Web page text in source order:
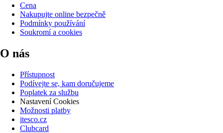
Cena
Nakupujte online bezpečně
Podmínky používání
Soukromí a cookies
O nás
Přístupnost
Podívejte se, kam doručujeme
Poplatek za službu
Nastavení Cookies
Možnosti platby
itesco.cz
Clubcard